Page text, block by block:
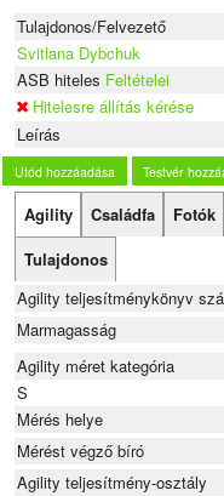
Tulajdonos/Felvezető
Svitlana Dybchuk
ASB hiteles Feltételei
Hitelesre állítás kérése
Leírás
Utód hozzáadása Testvér
Agility Családfa Fotók
Tulajdonos
Agility teljesítménykönyv
Marmagasság
Agility méret kategória
S
Mérés helye
Mérést végző bíró
Agility teljesítmény-osztály